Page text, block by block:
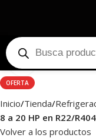
OFERTA
Inicio Tienda
8 a 20 HP en R22/R404
Volver a los productos